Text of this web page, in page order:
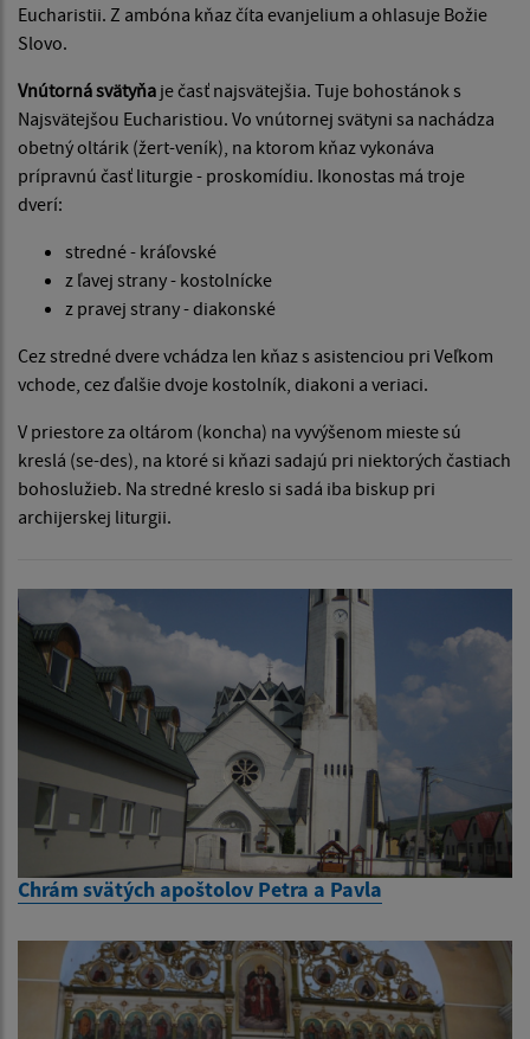
Eucharistii. Z ambóna kňaz číta evanjelium a ohlasuje Božie
Slovo.
Vnútorná svätyňa je časť najsvätejšia. Tuje bohostánok s
Najsvätejšou Eucharistiou. Vo vnútornej svätyni sa nachádza
obetný oltárik (žert-veník), na ktorom kňaz vykonáva
prípravnú časť liturgie - proskomídiu. Ikonostas má troje
dverí:
stredné - kráľovské
z ľavej strany - kostolnícke
z pravej strany - diakonské
Cez stredné dvere vchádza len kňaz s asistenciou pri Veľkom
vchode, cez ďalšie dvoje kostolník, diakoni a veriaci.
V priestore za oltárom (koncha) na vyvýšenom mieste sú
kreslá (se-des), na ktoré si kňazi sadajú pri niektorých častiach
bohoslužieb. Na stred­né kreslo si sadá iba biskup pri
archijerskej liturgii.
Chrám svätých apoštolov Petra a Pavla